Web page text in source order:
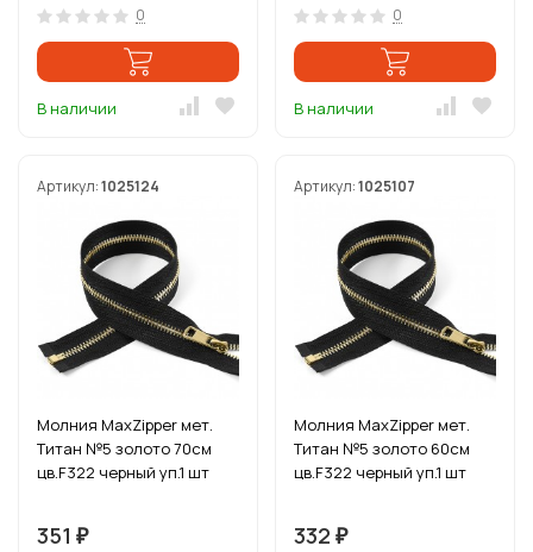
0
В наличии
0
В наличии
Артикул:1025124
Молния MaxZipper мет.
Титан №5 золото 70см
цв.F322 черный уп.1 шт
351 ₽
Артикул:1025107
Молния MaxZipper мет.
Титан №5 золото 60см
цв.F322 черный уп.1 шт
332 ₽